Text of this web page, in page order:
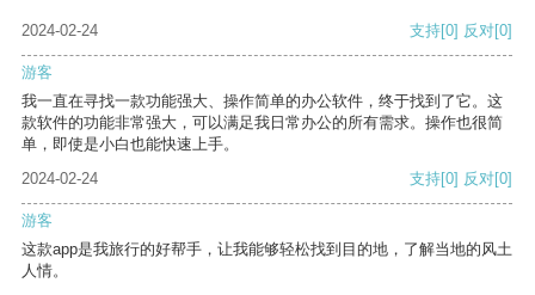
2024-02-24 支持[0] 反对[0]
游客
我一直在寻找一款功能强大、操作简单的办公软件，终于找到了它。这
款软件的功能非常强大，可以满足我日常办公的所有需求。操作也很简
单，即使是小白也能快速上手。
2024-02-24
支持[0] 反对[0]
游客
这款app是我旅行的好帮手，让我能够轻松找到目的地，了解当地的风土
人情。